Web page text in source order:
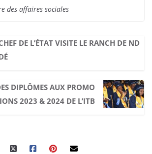
des affaires sociales
DE L’ÉTAT VISITE LE RANCH DE ND
DIPLÔMES AUX PROMO
2023 & 2024 DE L’ITB